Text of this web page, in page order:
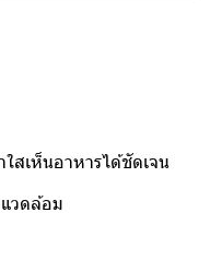
ใสเห็นอาหารได้ชัดเจน
วดล้อม